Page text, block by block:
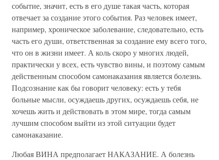
событие, значит, есть в его душе такая часть, которая
отвечает за создание этого события. Раз человек имеет,
например, хроническое заболевание, следовательно, есть
часть его души, ответственная за создание ему всего того,
что он в жизни имеет. А коль скоро у многих людей,
практически у всех, есть чувство вины, и поэтому самым
действенным способом самонаказания является болезнь.
Подсознание как бы говорит человеку: есть у тебя
больные мысли, осуждаешь других, осуждаешь себя, не
хочешь жить и действовать в этом мире, тогда самым
лучшим способом выйти из этой ситуации будет
самонаказание.
Любая ВИНА предполагает НАКАЗАНИЕ. А болезнь